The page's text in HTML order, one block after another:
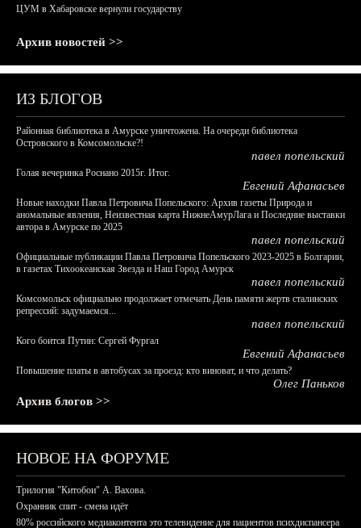
ЦУМ в Хабаровске вернули государству
Архив новостей >>
ИЗ БЛОГОВ
Районная библиотека в Амурске уничтожена. На очереди библиотека
Островского в Комсомольске?!
павел попельский
Голая вечеринка Роснано 2015г. Итог.
Евгений Афанасьев
Новые находки Павла Петровича Попельского: Архив газеты Природа и
аномальные явления, Неизвестная карта НижнеАмурЛага и Последние выставки
автора в Амурске по 2025
павел попельский
Официальные публикации Павла Петровича Попельского 2023-2025 в Болгарии,
в газетах Тихоокеанская Звезда и Наш Город Амурск
павел попельский
Комсомольск официально продолжает отмечать День памяти жертв сталинских
репрессий: задумаемся...
павел попельский
Кого боится Путин: Сергей Фургал
Евгений Афанасьев
Повышение платы в автобусах за проезд: кто виноват, и что делать?
Олег Паньков
Архив блогов >>
НОВОЕ НА ФОРУМЕ
Трилогия "Китобои" А. Вахова.
Охранник спит - смена идёт
80% российского медиаконтента это телевидение для пациентов психдиспансера